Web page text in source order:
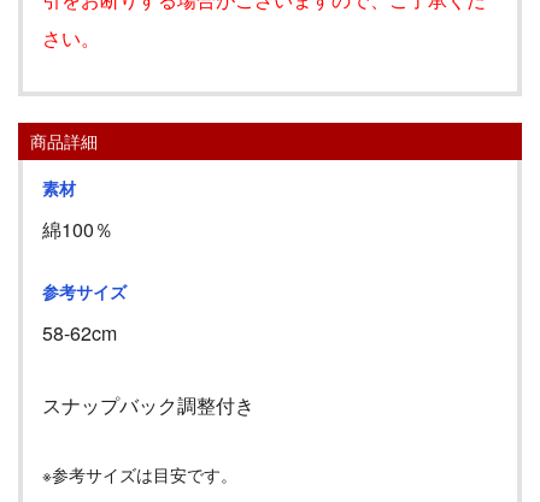
さい。
商品詳細
素材
綿100％
参考サイズ
58-62cm
スナップバック調整付き
※参考サイズは目安です。